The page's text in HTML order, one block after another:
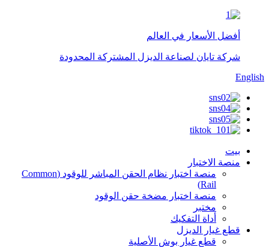
أفضل الأسعار في العالم
شركة تايان لصناعة الديزل المشتركة المحدودة
English
بيت
منصة الاختبار
منصة اختبار نظام الحقن المباشر للوقود (Common
Rail)
منصة اختبار مضخة حقن الوقود
مختبر
أداة التفكيك
قطع غيار الديزل
قطع غيار بوش الأصلية